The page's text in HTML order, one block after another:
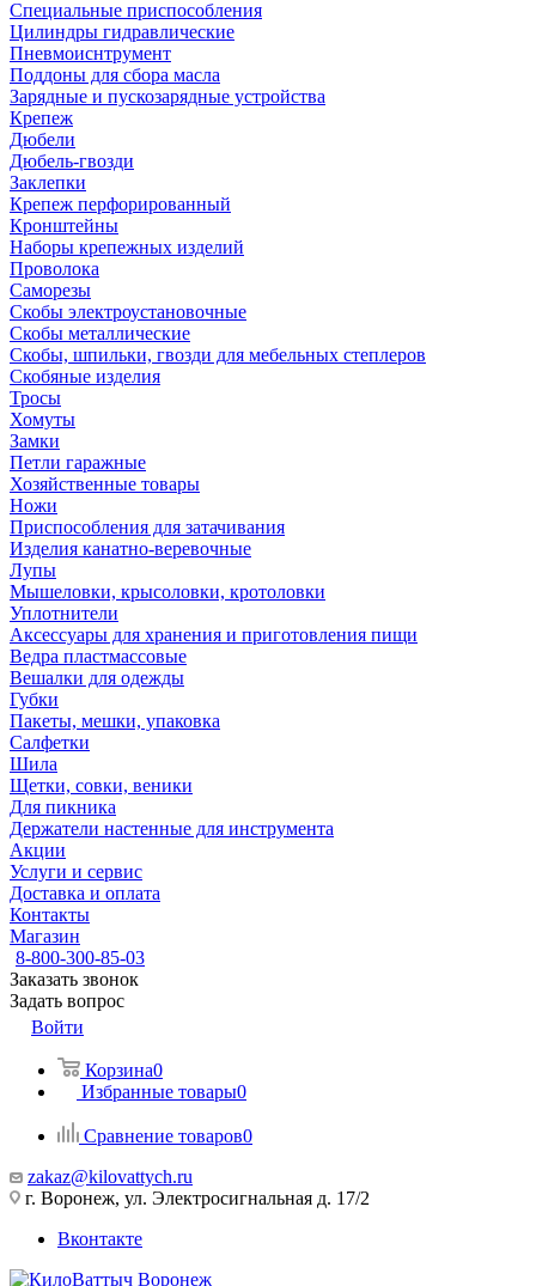
Специальные приспособления
Цилиндры гидравлические
Пневмоиснтрумент
Поддоны для сбора масла
Зарядные и пускозарядные устройства
Крепеж
Дюбели
Дюбель-гвозди
Заклепки
Крепеж перфорированный
Кронштейны
Наборы крепежных изделий
Проволока
Саморезы
Скобы электроустановочные
Скобы металлические
Скобы, шпильки, гвозди для мебельных степлеров
Скобяные изделия
Тросы
Хомуты
Замки
Петли гаражные
Хозяйственные товары
Ножи
Приспособления для затачивания
Изделия канатно-веревочные
Лупы
Мышеловки, крысоловки, кротоловки
Уплотнители
Аксессуары для хранения и приготовления пищи
Ведра пластмассовые
Вешалки для одежды
Губки
Пакеты, мешки, упаковка
Салфетки
Шила
Щетки, совки, веники
Для пикника
Держатели настенные для инструмента
Акции
Услуги и сервис
Доставка и оплата
Контакты
Магазин
8-800-300-85-03
Заказать звонок
Задать вопрос
Войти
Корзина0
Избранные товары0
Сравнение товаров0
zakaz@kilovattych.ru
г. Воронеж, ул. Электросигнальная д. 17/2
Вконтакте